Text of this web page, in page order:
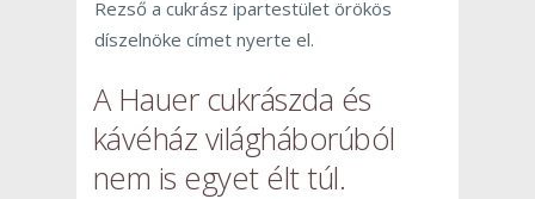
Rezső a cukrász ipartestület örökös
díszelnöke címet nyerte el.
A Hauer cukrászda és
kávéház világháborúból
nem is egyet élt túl.